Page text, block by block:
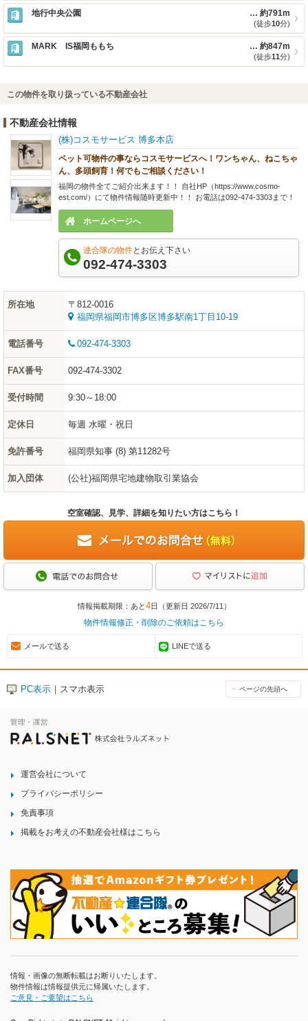
地行中央公園 約791m
(徒歩10分)
MARK IS福岡ももち 約847m
(徒歩11分)
この物件を取り扱っている不動産会社
不動産会社情報
(株)コスモサービス 博多本店
ペット可物件の事ならコスモサービスへ！ワンちゃん、ねこちゃ
ん、多頭飼育！何でもご相談ください！
福岡の物件全てご紹介出来ます！！ 自社HP（https://www.cosmo-
est.com/）にて物件情報随時更新中！！ お電話は092-474-3303まで！
ホームページへ
連合隊の物件とお伝え下さい
092-474-3303
所在地
〒812-0016
福岡県福岡市博多区博多駅南1丁目10-19
電話番号 092-474-3303
FAX番号 092-474-3302
受付時間 9:30～18:00
定休日 毎週 水曜・祝日
免許番号 福岡県知事 (8) 第11282号
加入団体 (公社)福岡県宅地建物取引業協会
空室確認、見学、詳細を知りたい方はこちら！
情報掲載期限：あと4日（更新日 2026/7/11）
物件情報修正・削除のご依頼はこちら
メールで送る LINEで送る
PC表示 ｜スマホ表示 ページの先頭へ
運営会社について
プライバシーポリシー
免責事項
掲載をお考えの不動産会社様はこちら
情報・画像の無断転載はお断りいたします。
物件情報は情報提供元に帰属いたします。
ご意見・ご要望はこちら